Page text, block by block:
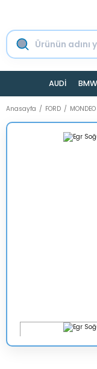
AUDİ BMW
Anasayfa FORD MONDEO